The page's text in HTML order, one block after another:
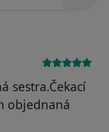
sestra.Čekací
objednaná